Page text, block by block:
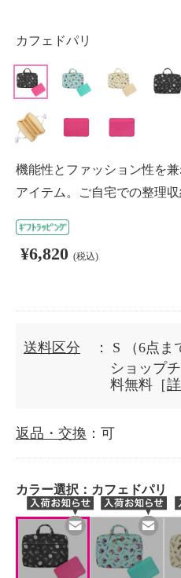
カフェドパリ
機能性とファッション性を
アイテム。ご自宅での整理
¥6,820 (税込)
送料区分 ： S
（6点ま
ショップ
料無料［
返品・交換 ：可
カラー選択： カフェドパリ